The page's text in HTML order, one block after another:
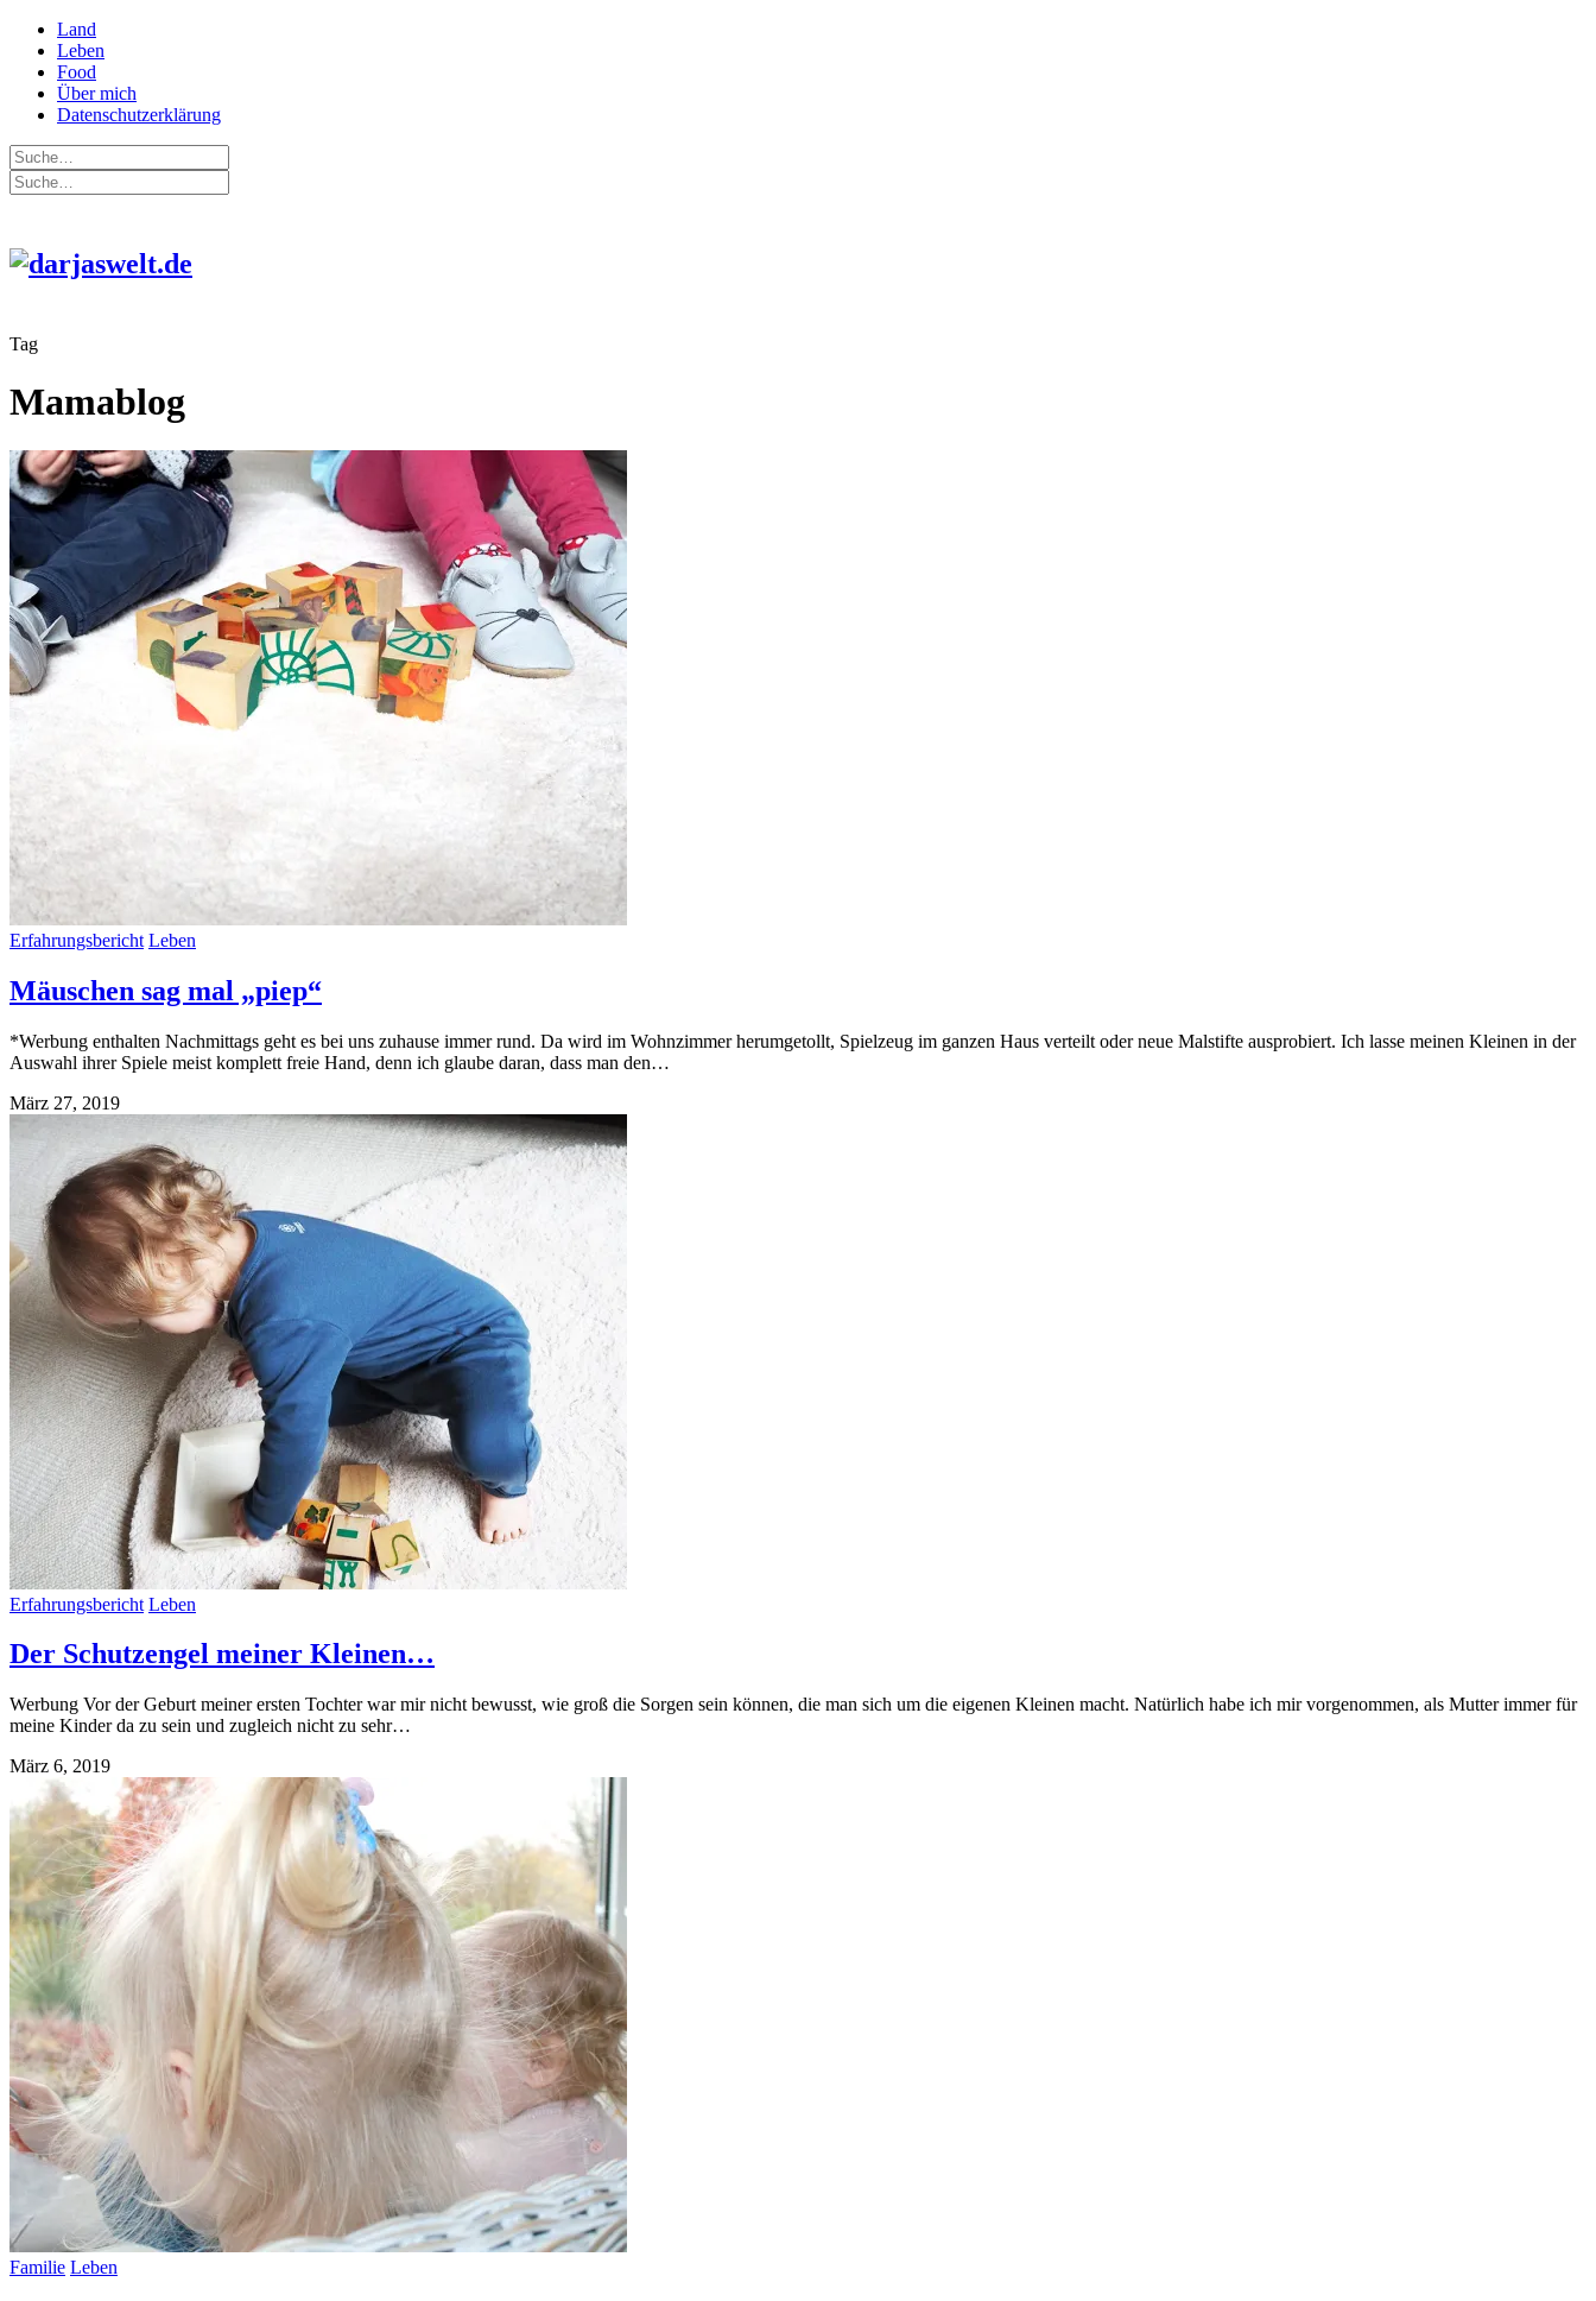
Land
Leben
Food
Über mich
Datenschutzerklärung
Tag
Mamablog
Erfahrungsbericht Leben
Mäuschen sag mal „piep“
*Werbung enthalten Nachmittags geht es bei uns zuhause immer rund. Da wird im Wohnzimmer herumgetollt, Spielzeug im ganzen Haus verteilt oder neue Malstifte ausprobiert. Ich lasse meinen Kleinen in der
Auswahl ihrer Spiele meist komplett freie Hand, denn ich glaube daran, dass man den…
März 27, 2019
Erfahrungsbericht Leben
Der Schutzengel meiner Kleinen…
Werbung Vor der Geburt meiner ersten Tochter war mir nicht bewusst, wie groß die Sorgen sein können, die man sich um die eigenen Kleinen macht. Natürlich habe ich mir vorgenommen, als Mutter immer für
meine Kinder da zu sein und zugleich nicht zu sehr…
März 6, 2019
Familie Leben